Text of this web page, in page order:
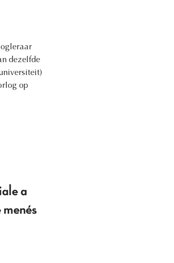
dezelfde
op
a